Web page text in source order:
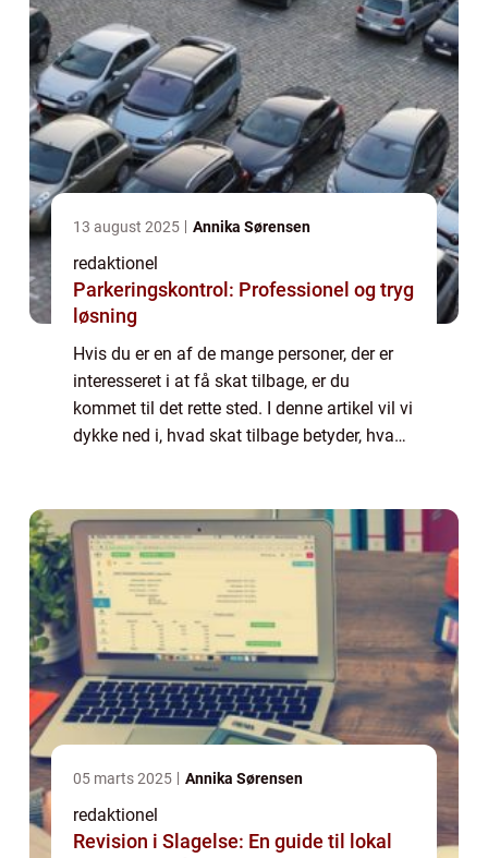
13 august 2025 Annika Sørensen
redaktionel
Parkeringskontrol: Professionel og tryg
løsning
Hvis du er en af de mange personer, der er
interesseret i at få skat tilbage, er du
kommet til det rette sted. I denne artikel vil vi
dykke ned i, hvad skat tilbage betyder, hvad
05 marts 2025 Annika Sørensen
redaktionel
Revision i Slagelse: En guide til lokal